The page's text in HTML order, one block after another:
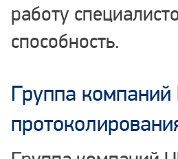
работу
способность.
Группа